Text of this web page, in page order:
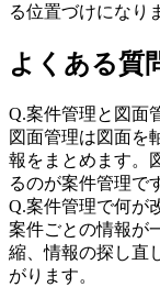
る位置づけになり
よくある質
Q.案件管理と図面
図面管理は図面を
報をまとめます。
るのが案件管理で
Q.案件管理で何が
案件ごとの情報が
縮、情報の探し直
がります。